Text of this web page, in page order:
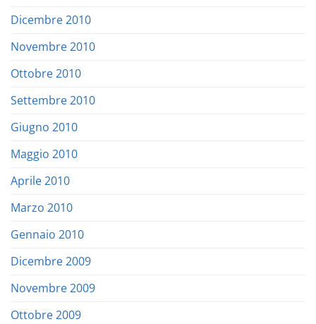
Dicembre 2010
Novembre 2010
Ottobre 2010
Settembre 2010
Giugno 2010
Maggio 2010
Aprile 2010
Marzo 2010
Gennaio 2010
Dicembre 2009
Novembre 2009
Ottobre 2009